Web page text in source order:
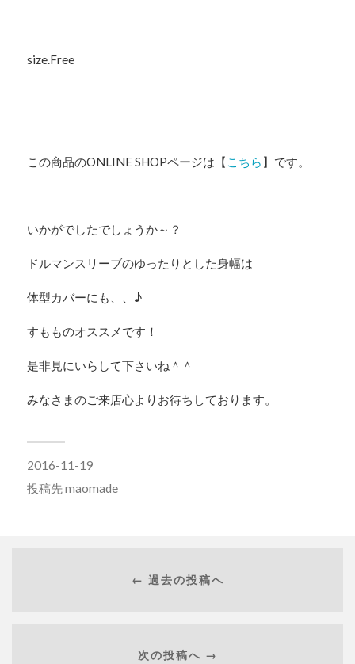
size.Free
この商品のONLINE SHOPページは【 こちら 】です。
いかがでしたでしょうか～？
ドルマンスリーブのゆったりとした身幅は
体型カバーにも、、♪
すもものオススメです！
是非見にいらして下さいね＾＾
みなさまのご来店心よりお待ちしております。
2016-11-19
投稿先maomade
← 過去の投稿へ
次の投稿へ →